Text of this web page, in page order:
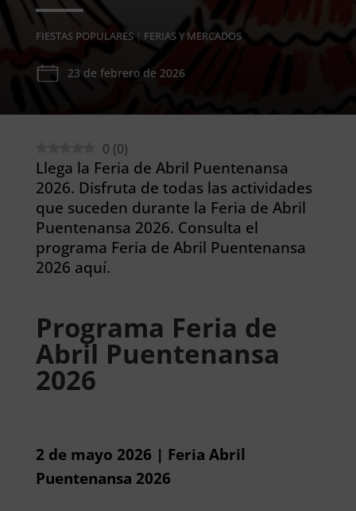
FIESTAS POPULARES| FERIAS Y MERCADOS
23 de febrero de 2026
0 (0)
Llega la Feria de Abril Puentenansa
2026. Disfruta de todas las actividades
que suceden durante la Feria de Abril
Puentenansa 2026. Consulta el
programa Feria de Abril Puentenansa
2026 aquí.
Programa Feria de
Abril Puentenansa
2026
2 de mayo 2026 | Feria Abril
Puentenansa 2026